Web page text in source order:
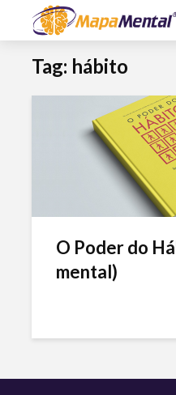
Tag: hábito
O Poder do
mental)